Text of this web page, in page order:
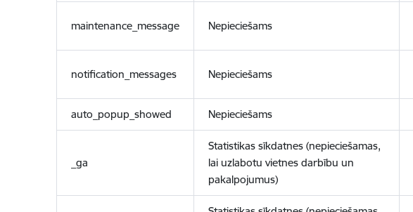
maintenance_message Nepieciešams
notification_messages Nepieciešams
auto_popup_showed Nepieciešams
_ga
Statistikas sīkdatnes (nepieciešamas,
lai uzlabotu vietnes darbību un
pakalpojumus)